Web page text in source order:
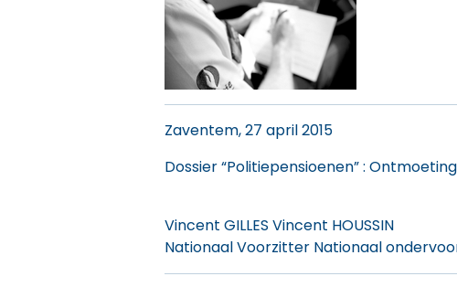
Zaventem, 27 april 2015
Dossier “Politiepensioenen” :
Vincent GILLES Vincent HOUSSIN
Nationaal Voorzitter Nationaal